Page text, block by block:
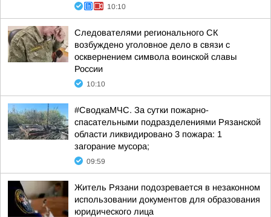
10:10
Следователями регионального СК
возбуждено уголовное дело в связи с
осквернением символа воинской славы
России
10:10
#СводкаМЧС. За сутки пожарно-
спасательными подразделениями Рязанской
области ликвидировано 3 пожара: 1
загорание мусора;
09:59
Житель Рязани подозревается в незаконном
использовании документов для образования
юридического лица